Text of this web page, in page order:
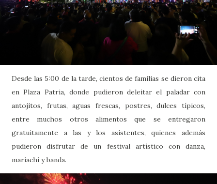
Desde las 5:00 de la tarde, cientos de familias se dieron cita
en Plaza Patria, donde pudieron deleitar el paladar con
antojitos, frutas, aguas frescas, postres, dulces típicos,
entre muchos otros alimentos que se entregaron
gratuitamente a las y los asistentes, quienes además
pudieron disfrutar de un festival artístico con danza,
mariachi y banda.